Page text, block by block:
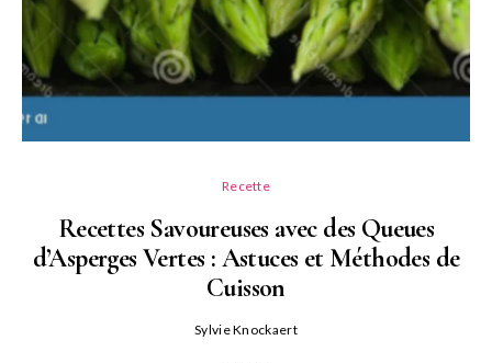
Recette
Recettes Savoureuses avec des Queues
d’Asperges Vertes : Astuces et Méthodes de
Cuisson
Sylvie Knockaert